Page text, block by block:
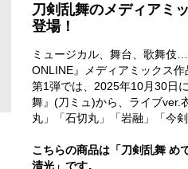
刀剣乱舞のメディアミ
登場！
ミュージカル、舞台、歌舞
ONLINE』メディアミックス作
第1弾では、2025年10月30日
舞』(刀ミュ)から、ライブver.
丸」「石切丸」「岩融」「今
こちらの商品は「刀剣乱舞 め
清光」です。